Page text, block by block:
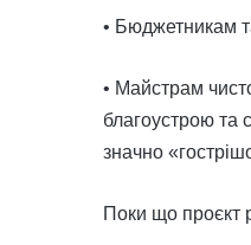
• Бюджетникам
• Майстрам
благоустрою та
значно
Поки що проєкт